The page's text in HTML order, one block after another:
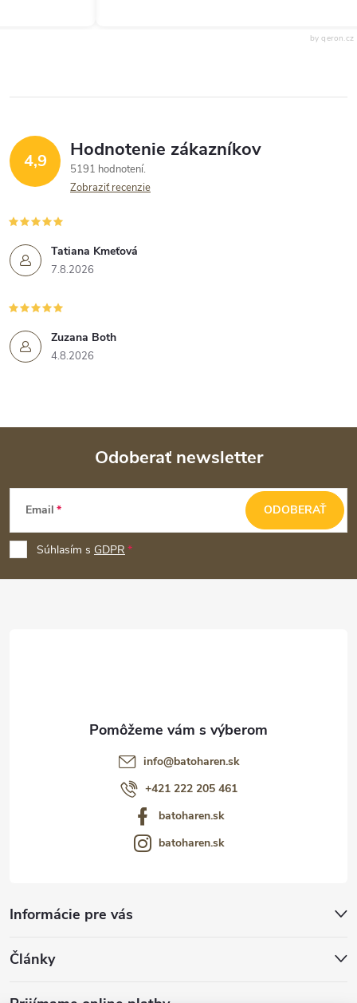
by qeron.cz
4,9 Hodnotenie zákazníkov
5191 hodnotení
Zobraziť recenzie
Tatiana Kmeťová
7.8.2026
Zuzana Both
4.8.2026
Z
p
ä
Odoberať newsletter
Email
Súhlasím s GDPR
ODOBERAŤ
Informácie pre vás
Články
info@batoharen.sk
+421 222 205 461
batoharen.sk
batoharen.sk